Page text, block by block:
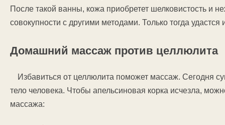
После такой ванны, кожа приобретет шелковистость и
совокупности с другими методами. Только тогда удастся
Домашний массаж против целлюлита
Избавиться от целлюлита поможет массаж. Сегодня
тело человека. Чтобы апельсиновая корка исчезла,
массажа: